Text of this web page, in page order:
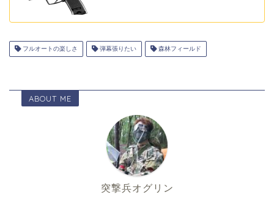
フルオートの楽しさ 弾幕張りたい 森林フィールド
ABOUT ME
突撃兵オグリン